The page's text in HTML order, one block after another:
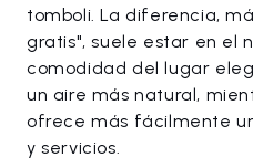
tomboli. La diferencia,
gratis", suele estar en el
comodidad del lugar
un aire más natural,
ofrece más fácilmente
y servicios.